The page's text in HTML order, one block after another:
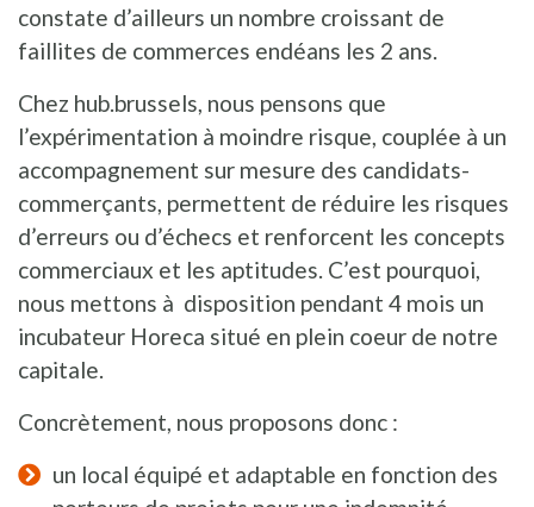
constate d’ailleurs un nombre croissant de
faillites de commerces endéans les 2 ans.
Chez hub.brussels, nous pensons que
l’expérimentation à moindre risque, couplée à un
accompagnement sur mesure des candidats-
commerçants, permettent de réduire les risques
d’erreurs ou d’échecs et renforcent les concepts
commerciaux et les aptitudes. C’est pourquoi,
nous mettons à disposition pendant 4 mois un
incubateur Horeca situé en plein coeur de notre
capitale.
Concrètement, nous proposons donc :
un local équipé et adaptable en fonction des